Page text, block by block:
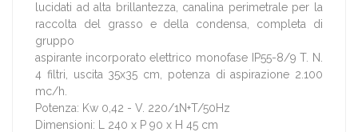
lucidati ad alta brillantezza, canalina perimetrale per la
raccolta del grasso e della condensa, completa di
gruppo
aspirante incorporato elettrico monofase IP55-8/9 T. N.
4 filtri, uscita 35x35 cm, potenza di aspirazione 2.100
mc/h.
Potenza: Kw 0,42 - V. 220/1N+T/50Hz
Dimensioni: L 240 x P 90 x H 45 cm